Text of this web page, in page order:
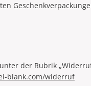
der Rubrik
blank.com/widerruf